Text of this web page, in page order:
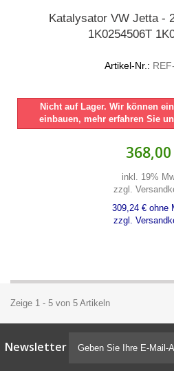
Katalysator VW Jetta -
1K0254506T
Artikel-Nr.:
Nicht auf Lager. Wir können
einbauen, mehr erfahren Sie
inkl. 19%
zzgl.
309,24 € ohne
zzgl.
Zeige 1 - 5 von 5 Artikeln
Newsletter